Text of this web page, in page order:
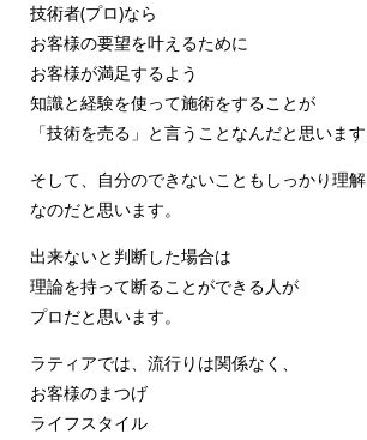
技術者(プロ)なら
お客様の要望を叶えるために
お客様が満足するよう
知識と経験を使って施術をすることが
「技術を売る」と言うことなんだと思います
そして、自分のできないこともしっかり理
なのだと思います。
出来ないと判断した場合は
理論を持って断ることができる人が
プロだと思います。
ラティアでは、流行りは関係なく、
お客様のまつげ
ライフスタイル